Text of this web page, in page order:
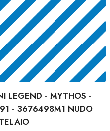
LEGEND - MYTHOS -
- 3676498M1 NUDO